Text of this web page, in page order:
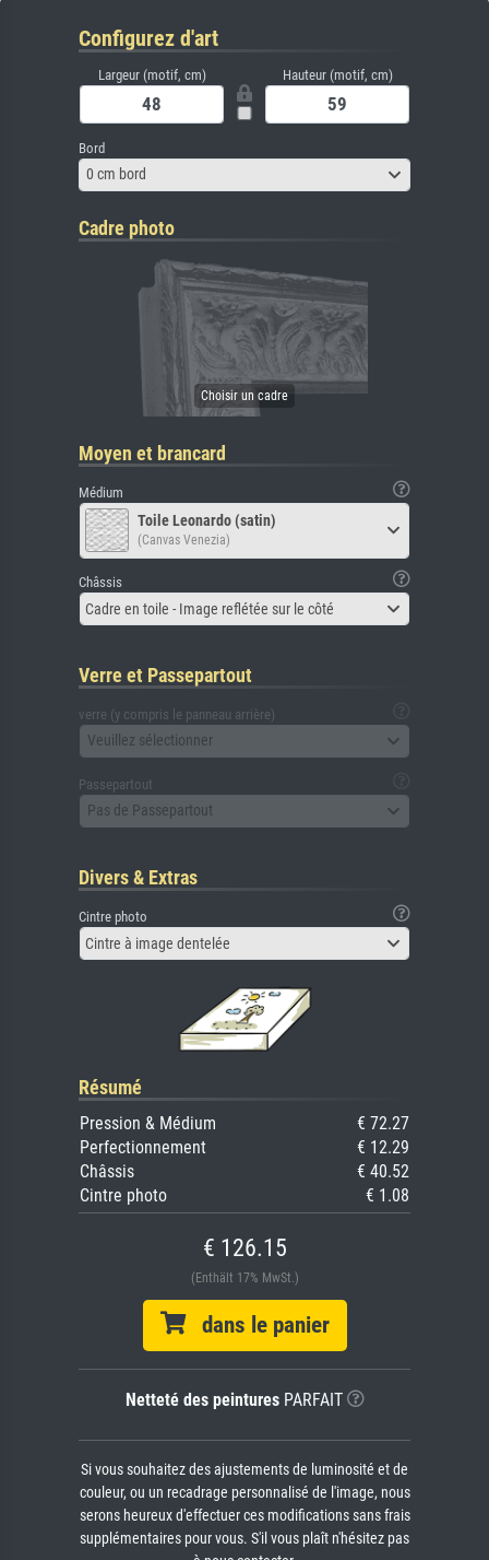
Configurez d'art
Largeur (motif, cm) Hauteur (motif, cm)
Bord
0 cm bord
Cadre photo
Moyen et brancard
Médium
Toile Leonardo (satin)
(Canvas Venezia)
Châssis
Cadre en toile - Image reflétée sur le côté
Verre et Passepartout
verre (y compris le panneau arrière)
Veuillez sélectionner
Passepartout
Pas de Passepartout
Divers & Extras
Cintre photo
Cintre à image dentelée
Résumé
Pression & Médium
€ 72.27
Perfectionnement
€ 12.29
Châssis
€ 40.52
Cintre photo
€ 1.08
€ 126.15
(Enthält 17% MwSt.)
dans le panier
Netteté des peinturesPARFAIT
Si vous souhaitez des ajustements de luminosité et de
couleur, ou un recadrage personnalisé de l'image, nous
serons heureux d'effectuer ces modifications sans frais
supplémentaires pour vous. S'il vous plaît n'hésitez pas